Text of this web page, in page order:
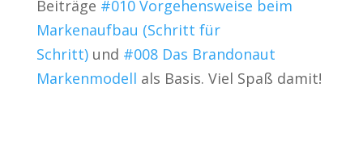
Beiträge #010 Vorgehensweise beim
Markenaufbau (Schritt für
Schritt)und #008 Das Brandonaut
Markenmodell als Basis. Viel Spaß damit!